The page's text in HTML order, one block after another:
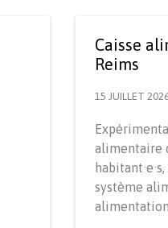
Caisse
Reims
15 JUILLET
alimentaire
système